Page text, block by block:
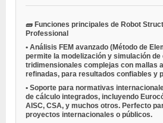
🧱 Funciones principales de Robot
Professional
• Análisis FEM avanzado (Método de
permite la modelización y simulación
tridimensionales complejas con mallas
refinadas, para resultados confiables y
• Soporte para normativas
de cálculo integrados, incluyendo
AISC, CSA, y muchos otros. Perfecto
proyectos internacionales o públicos.